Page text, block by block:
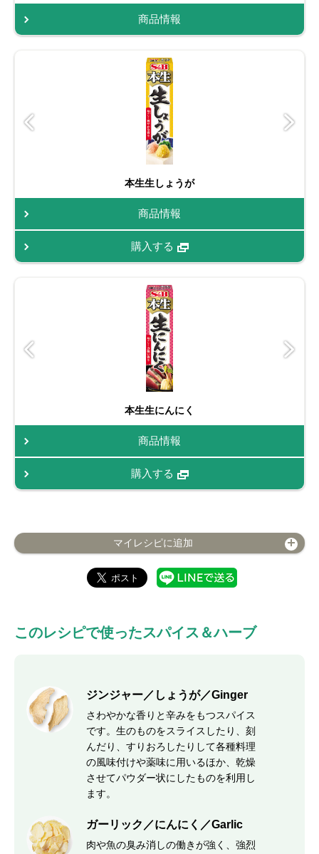
商品情報
本生生しょうが
商品情報
購入する
本生生にんにく
商品情報
購入する
マイレシピに追加
このレシピで使ったスパイス＆ハーブ
ジンジャー／しょうが／Ginger
さわやかな香りと辛みをもつスパイス
です。生のものをスライスしたり、刻
んだり、すりおろしたりして各種料理
の風味付けや薬味に用いるほか、乾燥
させてパウダー状にしたものを利用し
ます。
ガーリック／にんにく／Garlic
肉や魚の臭み消しの働きが強く、強烈